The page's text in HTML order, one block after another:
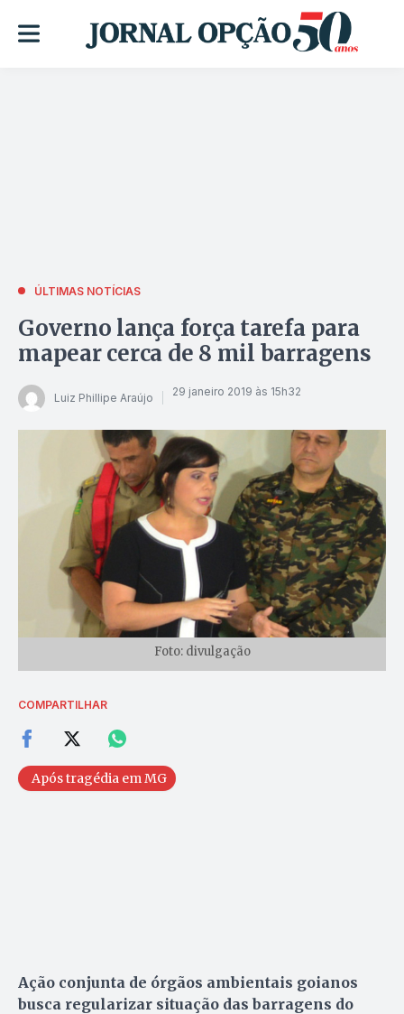
ÚLTIMAS NOTÍCIAS
Governo lança força tarefa para
mapear cerca de 8 mil barragens
Luiz Phillipe Araújo 29 janeiro 2019 às 15h32
Foto: divulgação
COMPARTILHAR
Após tragédia em MG
Ação conjunta de órgãos ambientais goianos
busca regularizar situação das barragens do